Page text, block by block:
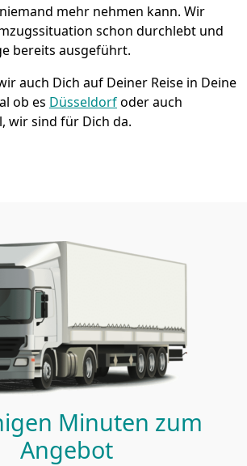
mehr nehmen kann. Wir
schon durchlebt und
bereits ausgeführt.
auch Dich auf Deiner Reise in Deine
ob es Düsseldorfoder auch
wir sind für Dich da.
Minuten zum
Angebot